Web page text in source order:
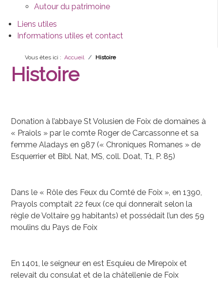
Autour du patrimoine
Liens utiles
Informations utiles et contact
Vous êtes ici : Accueil Histoire
Histoire
Donation à l’abbaye St Volusien de Foix de domaines à
« Praiols » par le comte Roger de Carcassonne et sa
femme Aladays en 987 (« Chroniques Romanes » de
Esquerrier et Bibl. Nat, MS, coll. Doat, T1, P. 85)
Dans le « Rôle des Feux du Comté de Foix », en 1390,
Prayols comptait 22 feux (ce qui donnerait selon la
règle de Voltaire 99 habitants) et possédait l’un des 59
moulins du Pays de Foix
En 1401, le seigneur en est Esquieu de Mirepoix et
relevait du consulat et de la châtellenie de Foix